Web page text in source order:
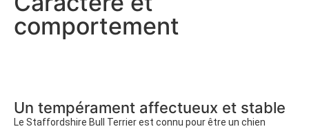
comportement
Un tempérament affectueux et stable
Le Staffordshire Bull Terrier est connu pour être un chien